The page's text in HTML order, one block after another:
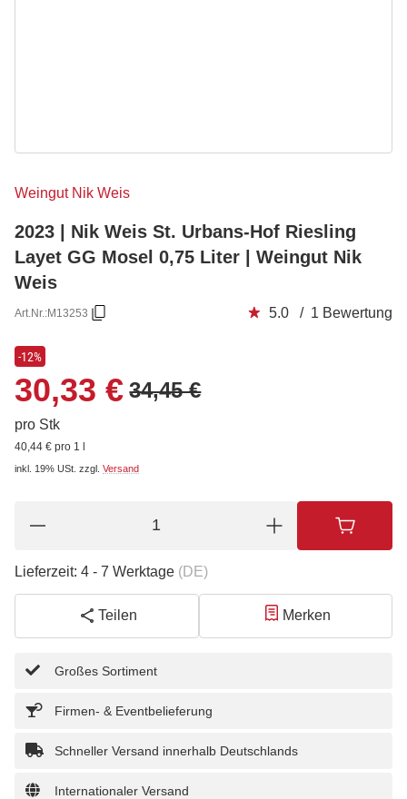
Weingut Nik Weis
2023 | Nik Weis St. Urbans-Hof Riesling
Layet GG Mosel 0,75 Liter | Weingut Nik
Weis
Art.Nr.:M13253 5.0 / 1 Bewertung
-12%
30,33 € 34,45 €
pro Stk
40,44 € pro 1 l
inkl. 19% USt. zzgl. Versand
Lieferzeit: 4 - 7 Werktage (DE)
Teilen Merken
Großes Sortiment
Firmen- & Eventbelieferung
Schneller Versand innerhalb Deutschlands
Internationaler Versand